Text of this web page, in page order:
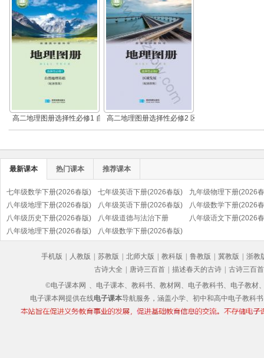
高二地理图册选择性必修1 自
然地理基础
高二地理图册选择性必修2 区
域发展
最新课本 热门课本 推荐课本
七年级数学下册(2026春版) 七年级英语下册(2026春版)
九年级物理下册(2026
八年级地理下册(2026春版)
八年级英语下册(2026春版)
八年级数学下册(2026
八年级历史下册(2026春版)
(部编版)
八年级道德与法治下册
(2026春版)(部编版)
八年级语文下册(2026
八年级地理下册(2026春版) 八年级数学下册(2026春版)
手机版 人教版 苏教版 北师大版 教科版 鲁教版 冀教版
浙教
古诗大全
唐诗三百首 描述春天的古诗
古诗三百首
©电子课本网 、电子课本、教科书、教材网、电子教科书、电子教材
电子课本网提供在线电子课本导航服务，涵盖小学、初中和高中电子教科